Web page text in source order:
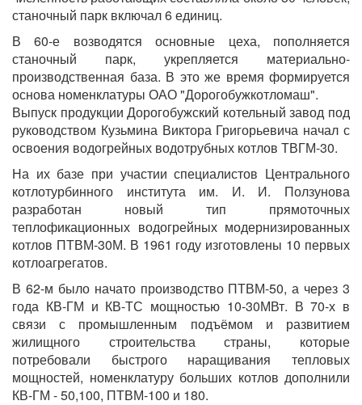
станочный парк включал 6 единиц.
В 60-е возводятся основные цеха, пополняется
станочный парк, укрепляется материально-
производственная база. В это же время формируется
основа номенклатуры ОАО "Дорогобужкотломаш".
Выпуск продукции Дорогобужский котельный завод под
руководством Кузьмина Виктора Григорьевича начал с
освоения водогрейных водотрубных котлов ТВГМ-30.
На их базе при участии специалистов Центрального
котлотурбинного института им. И. И. Ползунова
разработан новый тип прямоточных
теплофикационных водогрейных модернизированных
котлов ПТВМ-30М. В 1961 году изготовлены 10 первых
котлоагрегатов.
В 62-м было начато производство ПТВМ-50, а через 3
года КВ-ГМ и КВ-ТС мощностью 10-30МВт. В 70-х в
связи с промышленным подъёмом и развитием
жилищного строительства страны, которые
потребовали быстрого наращивания тепловых
мощностей, номенклатуру больших котлов дополнили
КВ-ГМ - 50,100, ПТВМ-100 и 180.